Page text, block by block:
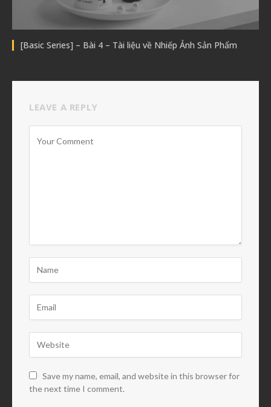
[Basic Series] – Bài 4 – Tài liệu về Nhiếp Ảnh Sản Phẩm
LEAVE A REPLY
Save my name, email, and website in this browser for
the next time I comment.